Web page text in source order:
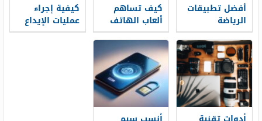
أفضل تطبيقات
الرياضة
لمستخدمي
الهواتف
المحمولة في
2026
كيف تساهم
ألعاب الهاتف
المحمول في
تطوير الرياضات
الإلكترونية في
الدول النامية
كيفية إجراء
عمليات الإيداع
والسحب عبر